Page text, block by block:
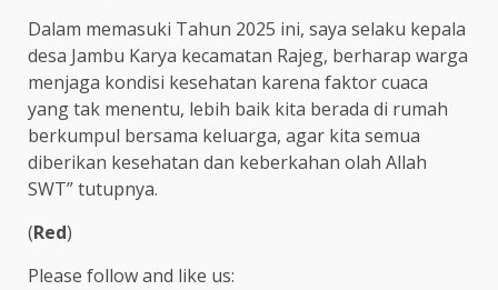
Dalam memasuki Tahun 2025 ini, saya selaku kepala
desa Jambu Karya kecamatan Rajeg, berharap warga
menjaga kondisi kesehatan karena faktor cuaca
yang tak menentu, lebih baik kita berada di rumah
berkumpul bersama keluarga, agar kita semua
diberikan kesehatan dan keberkahan olah Allah
SWT” tutupnya.
(Red)
Please follow and like us: